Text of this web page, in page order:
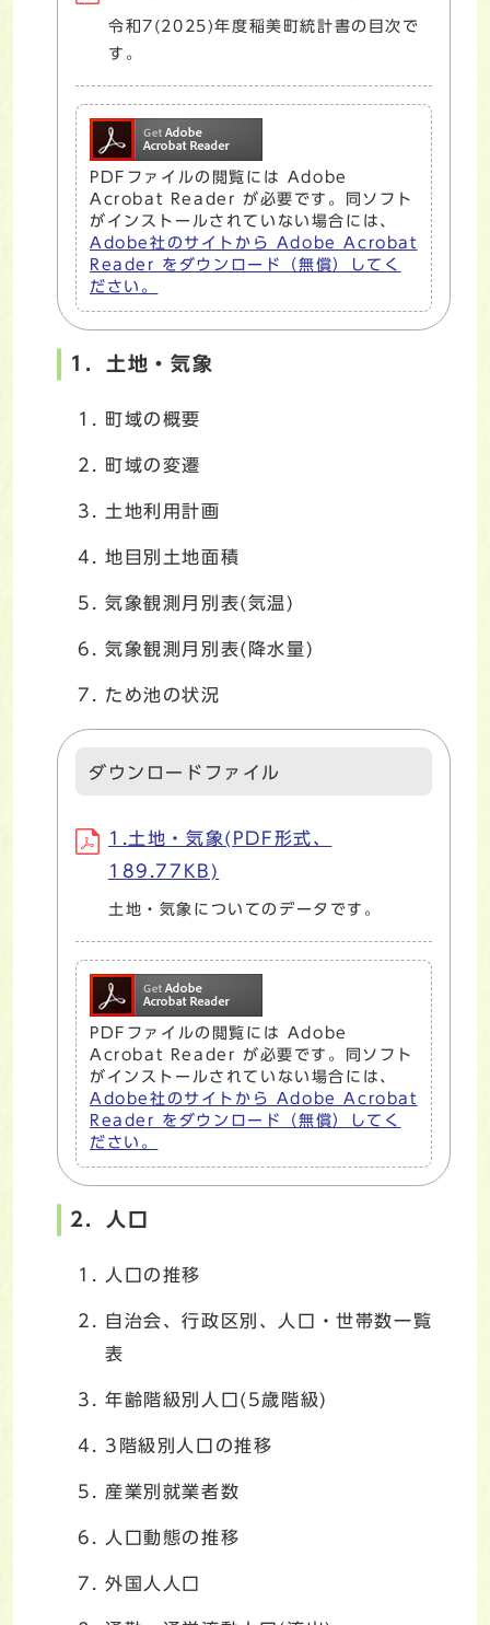
令和7(2025)年度稲美町統計書の目次で
す。
PDFファイルの閲覧には Adobe
Acrobat Reader が必要です。同ソフト
がインストールされていない場合には、
Adobe社のサイトから Adobe Acrobat
Reader をダウンロード（無償）してく
ださい。
1．土地・気象
町域の概要
町域の変遷
土地利用計画
地目別土地面積
気象観測月別表(気温)
気象観測月別表(降水量)
ため池の状況
ダウンロードファイル
1.土地・気象(PDF形式、
189.77KB)
土地・気象についてのデータです。
PDFファイルの閲覧には Adobe
Acrobat Reader が必要です。同ソフト
がインストールされていない場合には、
Adobe社のサイトから Adobe Acrobat
Reader をダウンロード（無償）してく
ださい。
2．人口
人口の推移
自治会、行政区別、人口・世帯数一覧
表
年齢階級別人口(5歳階級)
3階級別人口の推移
産業別就業者数
人口動態の推移
外国人人口